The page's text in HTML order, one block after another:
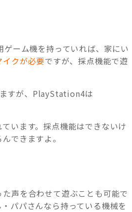
ゲーム機を持っていれば、家にい
クが必要ですが、採点機能で遊
すが、PlayStation4は
います。採点機能はできないけ
できますよ。
声を合わせて遊ぶことも可能で
パパさんなら持っている機械を